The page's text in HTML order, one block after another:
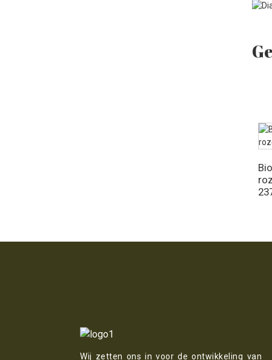
Wij zetten ons in voor de ontwikkeling van